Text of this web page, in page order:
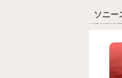
ソニー